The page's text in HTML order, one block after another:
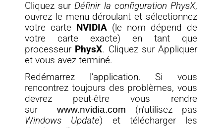
Cliquez surDéfinir la configuration PhysX,
ouvrez le menu déroulant et sélectionnez
votre carte
NVIDIA (le nom dépend de
votre carte exacte) en tant que
processeur PhysX. Cliquez sur Appliquer
et vous avez terminé.
Redémarrez l’application. Si vous
rencontrez toujours des problèmes, vous
devrez peut-être vous rendre
sur www.nvidia.com (n’utilisez pas
Windows Update) et télécharger les